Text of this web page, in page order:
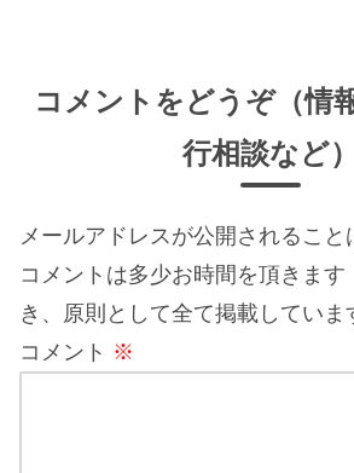
コメントをどうぞ（情
行相談など）
メールアドレスが公開されること
コメントは多少お時間を頂きます
き、原則として全て掲載していま
コメント ※